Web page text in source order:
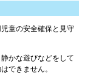
童の安全確保と見守
かな遊びなどをして
できません。